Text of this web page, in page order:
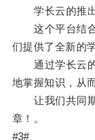
学长云的推出
这个平台结合
们提供了全新的
通过学长云的
地掌握知识，从
让我们共同期
章！。
#3#